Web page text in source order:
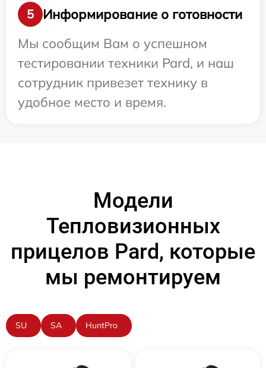
5
Информирование о готовности
Мы сообщим Вам о успешном
тестировании техники Pard, и наш
сотрудник привезет технику в
удобное место и время.
Модели
Тепловизионных
прицелов Pard, которые
мы ремонтируем
SU SA HuntPro